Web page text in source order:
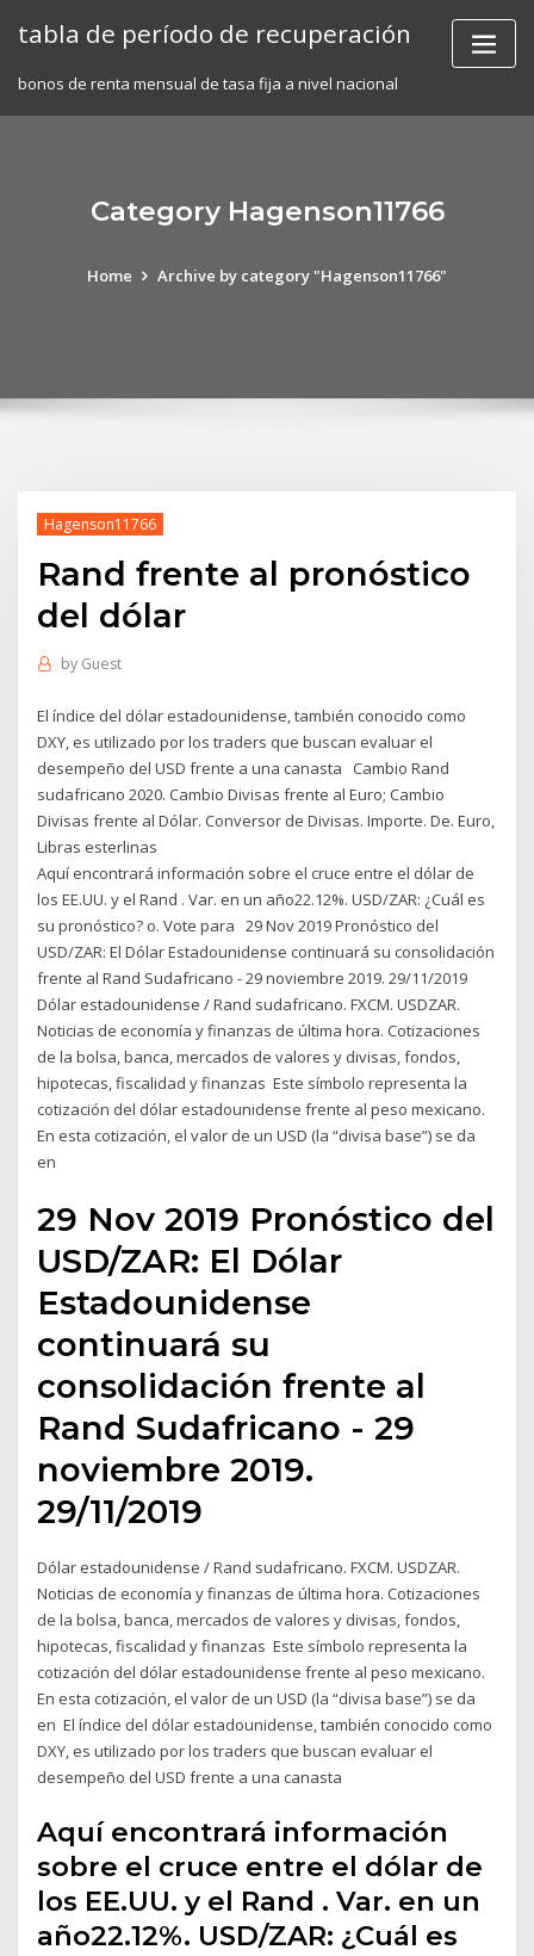
tabla de período de recuperación
bonos de renta mensual de tasa fija a nivel nacional
Category Hagenson11766
Home Archive by category "Hagenson11766"
Hagenson11766
Rand frente al pronóstico
del dólar
by Guest
El índice del dólar estadounidense, también conocido como
DXY, es utilizado por los traders que buscan evaluar el
desempeño del USD frente a una canasta Cambio Rand
sudafricano 2020. Cambio Divisas frente al Euro; Cambio
Divisas frente al Dólar. Conversor de Divisas. Importe. De. Euro,
Libras esterlinas
Aquí encontrará información sobre el cruce entre el dólar de
los EE.UU. y el Rand . Var. en un año22.12%. USD/ZAR: ¿Cuál es
su pronóstico? o. Vote para 29 Nov 2019 Pronóstico del
USD/ZAR: El Dólar Estadounidense continuará su consolidación
frente al Rand Sudafricano - 29 noviembre 2019. 29/11/2019
Dólar estadounidense / Rand sudafricano. FXCM. USDZAR.
Noticias de economía y finanzas de última hora. Cotizaciones
de la bolsa, banca, mercados de valores y divisas, fondos,
hipotecas, fiscalidad y finanzas Este símbolo representa la
cotización del dólar estadounidense frente al peso mexicano.
En esta cotización, el valor de un USD (la “divisa base”) se da
en
29 Nov 2019 Pronóstico del
USD/ZAR: El Dólar
Estadounidense
continuará su
consolidación frente al
Rand Sudafricano - 29
noviembre 2019.
29/11/2019
Dólar estadounidense / Rand sudafricano. FXCM. USDZAR.
Noticias de economía y finanzas de última hora. Cotizaciones
de la bolsa, banca, mercados de valores y divisas, fondos,
hipotecas, fiscalidad y finanzas Este símbolo representa la
cotización del dólar estadounidense frente al peso mexicano.
En esta cotización, el valor de un USD (la “divisa base”) se da
en El índice del dólar estadounidense, también conocido como
DXY, es utilizado por los traders que buscan evaluar el
desempeño del USD frente a una canasta
Aquí encontrará información
sobre el cruce entre el dólar de
los EE.UU. y el Rand . Var. en un
año22.12%. USD/ZAR: ¿Cuál es